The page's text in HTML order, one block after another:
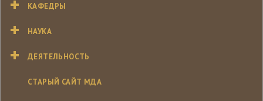
КАФЕДРЫ
НАУКА
ДЕЯТЕЛЬНОСТЬ
СТАРЫЙ САЙТ МДА